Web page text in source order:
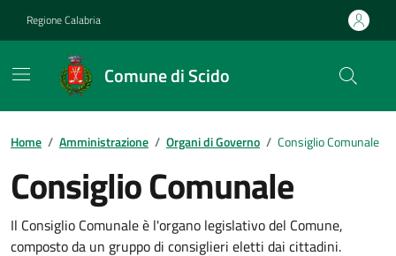
Regione Calabria
Comune di Scido
Home / Amministrazione / Organi di Governo / Consiglio Comunale
Consiglio Comunale
Il Consiglio Comunale è l'organo legislativo del Comune,
composto da un gruppo di consiglieri eletti dai cittadini.